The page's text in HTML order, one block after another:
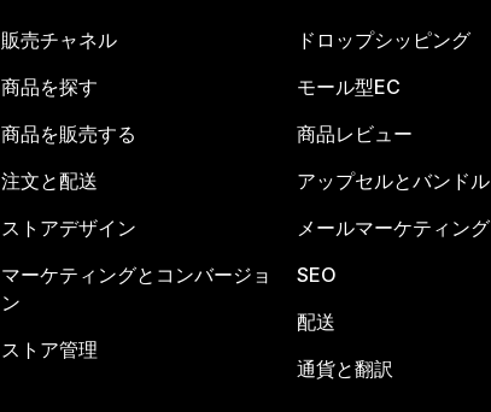
販売チャネル
商品を探す
商品を販売する
注文と配送
ストアデザイン
マーケティングとコンバージョ
ン
ストア管理
ドロップシッピング
モール型EC
商品レビュー
アップセルとバンドル
メールマーケティング
SEO
配送
通貨と翻訳